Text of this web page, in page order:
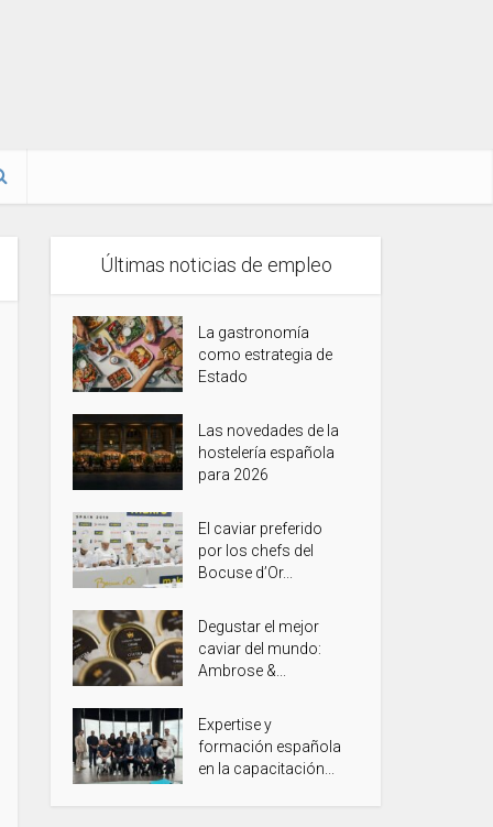
Últimas noticias de empleo
La gastronomía
como estrategia de
Estado
Las novedades de la
hostelería española
para 2026
El caviar preferido
por los chefs del
Bocuse d’Or...
Degustar el mejor
caviar del mundo:
Ambrose &...
Expertise y
formación española
en la capacitación...